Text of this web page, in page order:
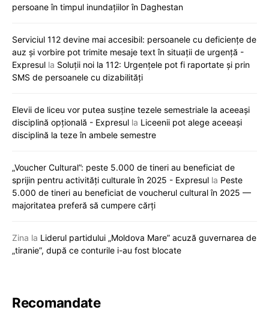
persoane în timpul inundațiilor în Daghestan
Serviciul 112 devine mai accesibil: persoanele cu deficiențe de
auz și vorbire pot trimite mesaje text în situații de urgență -
Expresul la Soluții noi la 112: Urgențele pot fi raportate și prin
SMS de persoanele cu dizabilități
Elevii de liceu vor putea susține tezele semestriale la aceeași
disciplină opțională - Expresul la Liceenii pot alege aceeași
disciplină la teze în ambele semestre
„Voucher Cultural”: peste 5.000 de tineri au beneficiat de
sprijin pentru activități culturale în 2025 - Expresul la Peste
5.000 de tineri au beneficiat de voucherul cultural în 2025 —
majoritatea preferă să cumpere cărți
Zina la Liderul partidului „Moldova Mare” acuză guvernarea de
„tiranie”, după ce conturile i-au fost blocate
Recomandate